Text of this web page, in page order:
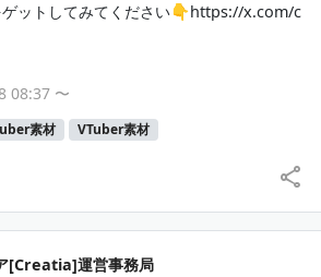
ゲットしてみてください👇https://x.com/c
08:37 〜
素材 VTuber素材
[Creatia]運営事務局